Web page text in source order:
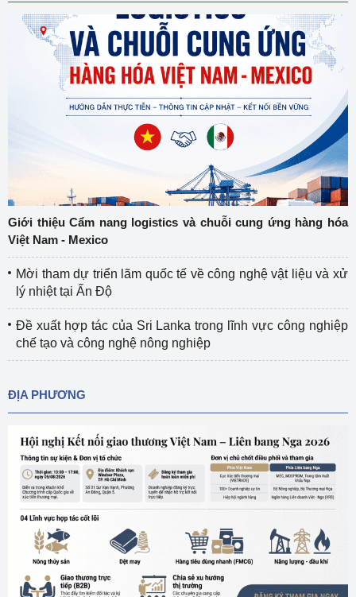
Giới thiệu Cẩm nang logistics và chuỗi cung ứng hàng hóa
Việt Nam - Mexico
Mời tham dự triển lãm quốc tế về công nghệ vật liệu và xử
lý nhiệt tại Ấn Độ
Đề xuất hợp tác của Sri Lanka trong lĩnh vực công nghiệp
chế tạo và công nghệ nông nghiệp
ĐỊA PHƯƠNG